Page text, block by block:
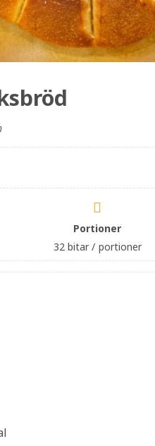
Portioner
32 bitar / portioner